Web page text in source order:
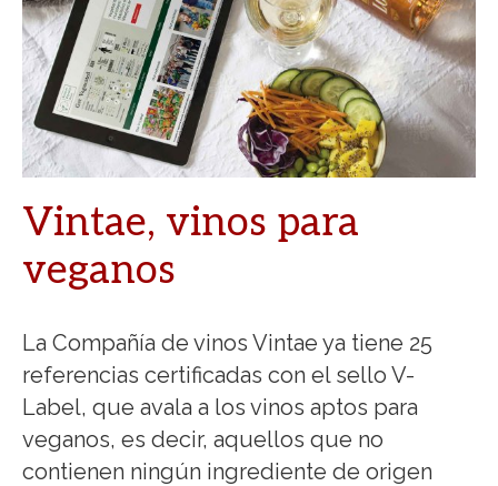
Vintae, vinos para
veganos
La Compañía de vinos Vintae ya tiene 25
referencias certificadas con el sello V-
Label, que avala a los vinos aptos para
veganos, es decir, aquellos que no
contienen ningún ingrediente de origen